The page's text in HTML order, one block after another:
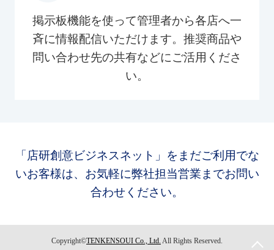
掲示板機能を使って管理者から各店へ一
斉に情報配信いただけます。推奨商品や
問い合わせ先の共有などにご活用くださ
い。
「店研創意ビジネスネット」をまだご利用でな
いお客様は、お気軽に弊社担当営業までお問い
合わせください。
Copyright©TENKENSOUI Co., Ltd. All Rights Reserved.